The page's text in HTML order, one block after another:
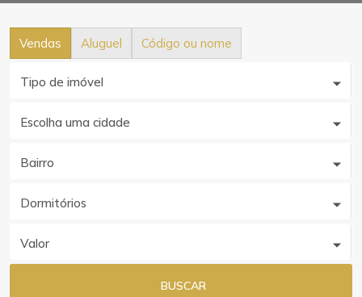
Vendas Aluguel Código ou nome
Tipo de imóvel
Escolha uma cidade
Bairro
Dormitórios
Valor
BUSCAR